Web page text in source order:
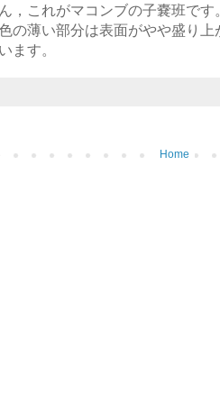
，これがマコンブの子嚢班で
の薄い部分は表面がやや盛り
ます。
Home